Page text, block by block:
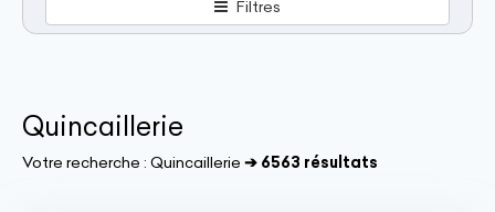
Filtres
Quincaillerie
Votre recherche : Quincaillerie ➔ 6563 résultats